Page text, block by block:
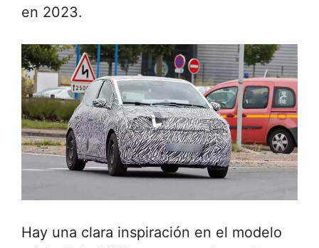
en 2023.
Hay una clara inspiración en el modelo